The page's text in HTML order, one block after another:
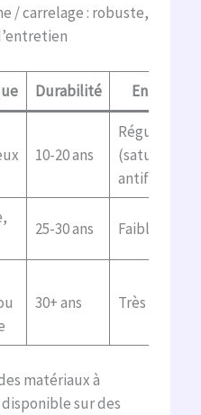
/ carrelage : robuste,
Durabilité Entretien
10-20 ans
Régulier
(saturateur,
25-30 ans Faible
30+ ans Très faible
matériaux à
sur des